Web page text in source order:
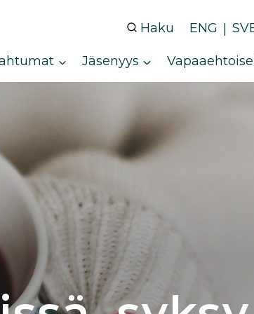
Haku ENG
Jäsenyys